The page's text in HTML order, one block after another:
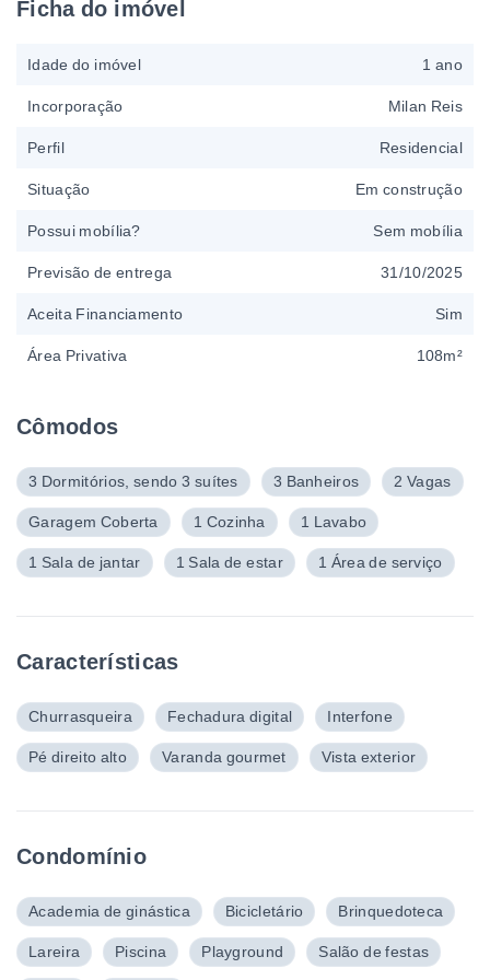
Cômodos
3 Dormitórios, sendo 3 suítes 3 Banheiros 2 Vagas
Garagem Coberta 1 Cozinha 1 Lavabo
1 Sala de jantar 1 Sala de estar 1 Área de serviço
Características
Churrasqueira Fechadura digital Interfone
Pé direito alto Varanda gourmet Vista exterior
Condomínio
Academia de ginástica Bicicletário Brinquedoteca
Lareira Piscina Playground Salão de festas
Ficha do imóvel
Idade do imóvel 1 ano
Incorporação Milan Reis
Perfil Residencial
Situação Em construção
Possui mobília? Sem mobília
Previsão de entrega 31/10/2025
Aceita Financiamento Sim
Área Privativa 108m²